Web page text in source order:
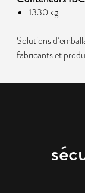
1330 kg
Solutions
fabricants et